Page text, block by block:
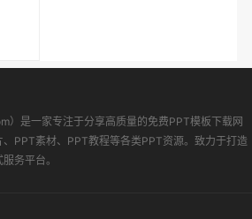
是一家专注于分享高质量的免费PPT模板下载网
PPT素材、PPT教程等各类PPT资源。致力于打造
务平台。